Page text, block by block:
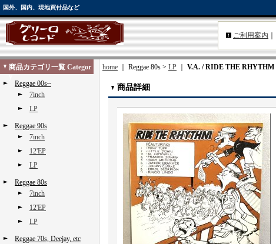
国外、国内、現地買付品など
ご利用案内
商品カテゴリ一覧 Categor
y
Reggae 00s~
7inch
LP
Reggae 90s
7inch
12'EP
LP
Reggae 80s
7inch
12'EP
LP
Reggae 70s, Deejay, etc
home ｜ Reggae 80s > LP V.A. / RIDE THE RHYTHM
商品詳細